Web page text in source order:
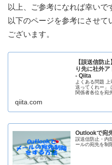
以上、ご参考になれば幸いで
以下のページを参考にさせて
ございます。
【誤送信防
り先に社外
- Qiita
よくある問題
送ってくれー」
関係者各位を宛
qiita.com
Outlookで宛
誤送信防止・内
ールの宛先を制